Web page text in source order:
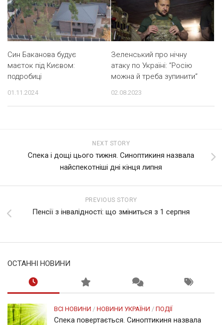
Син Баканова будує
маєток під Києвом:
подробиці
01.11.2024
Зеленський про нічну
атаку по Україні: “Росію
можна й треба зупинити”
02.08.2023
NEXT STORY
Спека і дощі цього тижня. Синоптикиня назвала
найспекотніші дні кінця липня
PREVIOUS STORY
Пенсії з інвалідності: що зміниться з 1 серпня
ОСТАННІ НОВИНИ
ВСІ НОВИНИ / НОВИНИ УКРАЇНИ / ПОДІЇ
Спека повертається. Синоптикиня назвала